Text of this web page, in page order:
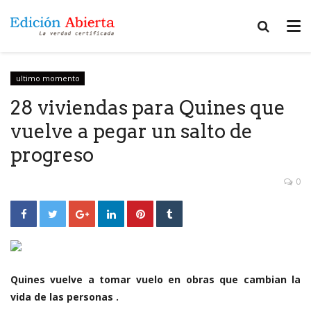
ultimo momento
28 viviendas para Quines que
vuelve a pegar un salto de
progreso
0
Quines vuelve a tomar vuelo en obras que cambian la
vida de las personas .